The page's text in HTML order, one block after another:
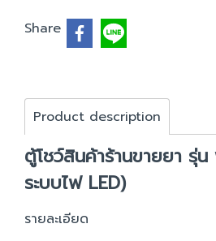
Share
Product description
ตู้โชว์สินค้าร้านขายยา รุ่
ระบบไฟ LED)
รายละเอียด